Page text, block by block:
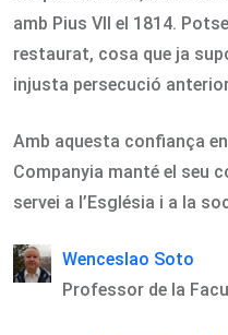
amb Pius VII el 1814.
restaurat, cosa que ja
injusta persecució
Amb aquesta confiança
Companyia manté el seu
servei a l’Església i a la
Wenceslao Soto
Professor de la